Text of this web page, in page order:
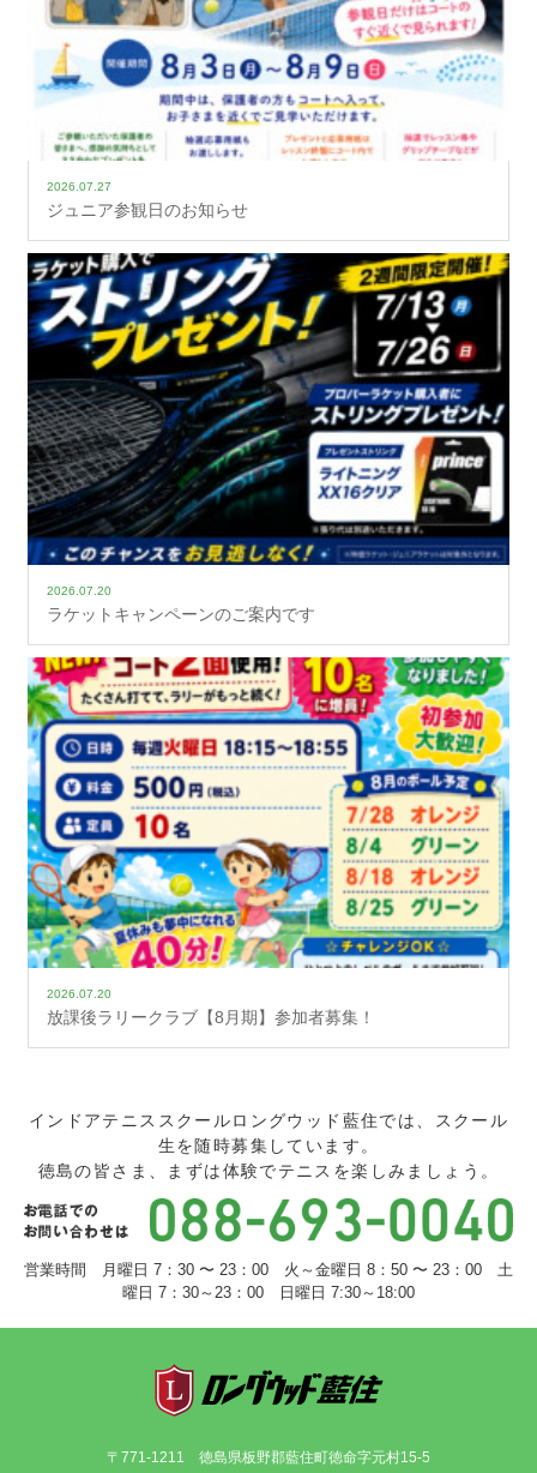
2026.07.27
ジュニア参観日のお知らせ
2026.07.20
ラケットキャンペーンのご案内です
2026.07.20
放課後ラリークラブ【8月期】参加者募集！
インドアテニススクールロングウッド藍住では、スクール
生を随時募集しています。
徳島の皆さま、まずは体験でテニスを楽しみましょう。
営業時間 月曜日 7：30 〜 23：00 火～金曜日 8：50 〜 23：00 土
曜日 7：30～23：00 日曜日 7:30～18:00
〒771-1211 徳島県板野郡藍住町徳命字元村15-5